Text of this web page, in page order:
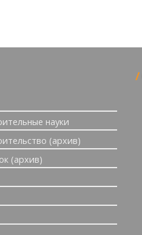
науки
(архив)
(архив)